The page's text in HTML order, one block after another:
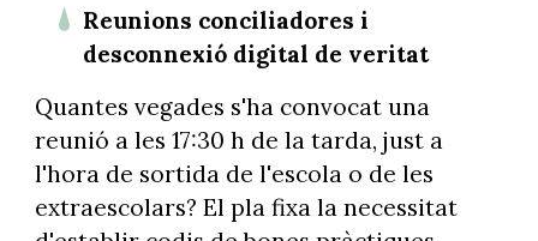
Reunions conciliadores i
desconnexió digital de veritat
Quantes vegades s'ha convocat una
reunió a les 17:30 h de la tarda, just a
l'hora de sortida de l'escola o de les
extraescolars? El pla fixa la necessitat